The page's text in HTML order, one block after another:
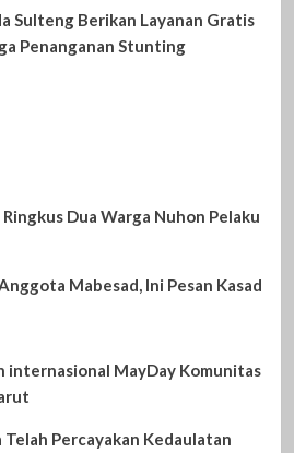
Sulteng Berikan Layanan Gratis
Penanganan Stunting
Dua Warga Nuhon Pelaku
Mabesad, Ini Pesan Kasad
internasional MayDay Komunitas
Telah Percayakan Kedaulatan